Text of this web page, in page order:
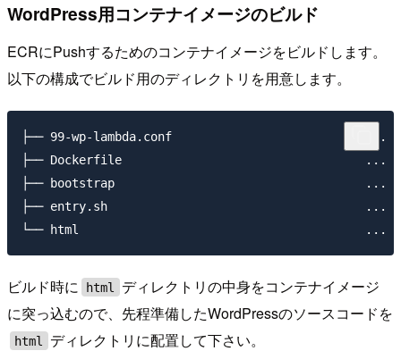
WordPress用コンテナイメージのビルド
ECRにPushするためのコンテナイメージをビルドします。
以下の構成でビルド用のディレクトリを用意します。
├── 99-wp-lambda.conf                           ... Lambda
├── Dockerfile                                  ... コンテナ
├── bootstrap					... bootstrapとして利用するPHPのスクリプト
├── entry.sh					... コンテナイメージのENTRYPOINTとして指定するシェルスクリプト
ビルド時に html
ディレクトリの中身をコンテナイメージ
に突っ込むので、先程準備したWordPressのソースコードを
html ディレクトリに配置して下さい。